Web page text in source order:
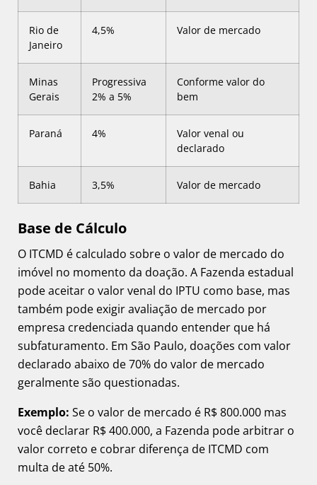
Rio de
Janeiro
4,5% Valor de mercado
Minas
Gerais
Progressiva
2% a 5%
Conforme valor do
bem
Paraná 4%
Valor venal ou
declarado
Bahia 3,5% Valor de mercado
Base de Cálculo
O ITCMD é calculado sobre o valor de mercado do
imóvel no momento da doação. A Fazenda estadual
pode aceitar o valor venal do IPTU como base, mas
também pode exigir avaliação de mercado por
empresa credenciada quando entender que há
subfaturamento. Em São Paulo, doações com valor
declarado abaixo de 70% do valor de mercado
geralmente são questionadas.
Exemplo: Se o valor de mercado é R$ 800.000 mas
você declarar R$ 400.000, a Fazenda pode arbitrar o
valor correto e cobrar diferença de ITCMD com
multa de até 50%.